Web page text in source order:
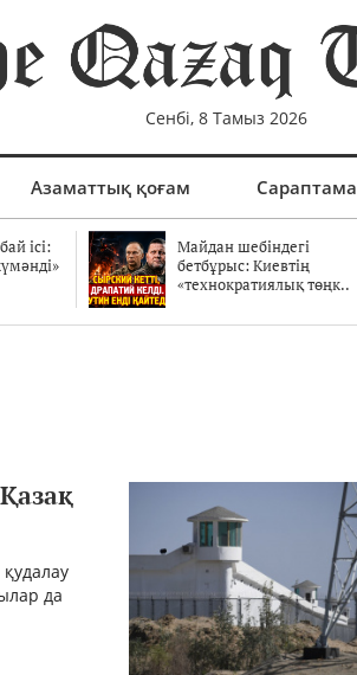
Сенбі, 8 Тамыз 2026
Азаматтық қоғам Сараптама
ісі:
Майдан шебіндегі
бетбұрыс: Киевтің
«технократиялық төңк..
да